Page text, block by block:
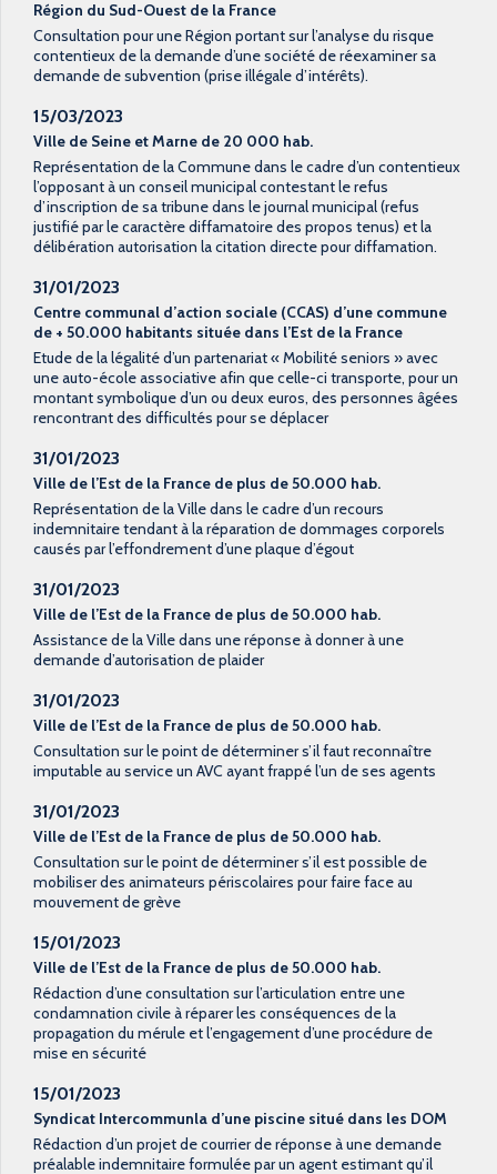
Région du Sud-Ouest de la France
Consultation pour une Région portant sur l’analyse du risque
contentieux de la demande d’une société de réexaminer sa
demande de subvention (prise illégale d’intérêts).
15/03/2023
Ville de Seine et Marne de 20 000 hab.
Représentation de la Commune dans le cadre d’un contentieux
l’opposant à un conseil municipal contestant le refus
d’inscription de sa tribune dans le journal municipal (refus
justifié par le caractère diffamatoire des propos tenus) et la
délibération autorisation la citation directe pour diffamation.
31/01/2023
Centre communal d’action sociale (CCAS) d’une commune
de + 50.000 habitants située dans l’Est de la France
Etude de la légalité d’un partenariat « Mobilité seniors » avec
une auto-école associative afin que celle-ci transporte, pour un
montant symbolique d’un ou deux euros, des personnes âgées
rencontrant des difficultés pour se déplacer
31/01/2023
Ville de l’Est de la France de plus de 50.000 hab.
Représentation de la Ville dans le cadre d’un recours
indemnitaire tendant à la réparation de dommages corporels
causés par l’effondrement d’une plaque d’égout
31/01/2023
Ville de l’Est de la France de plus de 50.000 hab.
Assistance de la Ville dans une réponse à donner à une
demande d’autorisation de plaider
31/01/2023
Ville de l’Est de la France de plus de 50.000 hab.
Consultation sur le point de déterminer s’il faut reconnaître
imputable au service un AVC ayant frappé l’un de ses agents
31/01/2023
Ville de l’Est de la France de plus de 50.000 hab.
Consultation sur le point de déterminer s’il est possible de
mobiliser des animateurs périscolaires pour faire face au
mouvement de grève
15/01/2023
Ville de l’Est de la France de plus de 50.000 hab.
Rédaction d’une consultation sur l’articulation entre une
condamnation civile à réparer les conséquences de la
propagation du mérule et l’engagement d’une procédure de
mise en sécurité
15/01/2023
Syndicat Intercommunla d’une piscine situé dans les DOM
Rédaction d’un projet de courrier de réponse à une demande
préalable indemnitaire formulée par un agent estimant qu’il